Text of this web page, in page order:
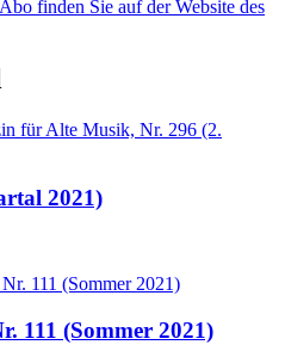
finden Sie auf der Website des
2021)
111 (Sommer 2021)